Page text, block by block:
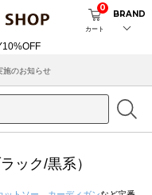
カート
0
BRAND
について
ック/黒系）